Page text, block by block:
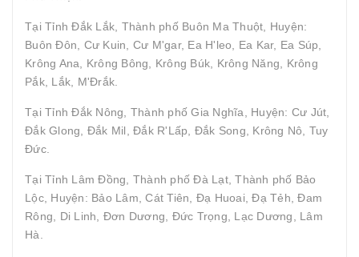
Tại Tỉnh Đắk Lắk, Thành phố Buôn Ma Thuột, Huyện:
Buôn Đôn, Cư Kuin, Cư M'gar, Ea H'leo, Ea Kar, Ea Súp,
Krông Ana, Krông Bông, Krông Búk, Krông Năng, Krông
Pắk, Lắk, M'Đrắk.
Tại Tỉnh Đắk Nông, Thành phố Gia Nghĩa, Huyện: Cư Jút,
Đắk Glong, Đắk Mil, Đắk R'Lấp, Đắk Song, Krông Nô, Tuy
Đức.
Tại Tỉnh Lâm Đồng, Thành phố Đà Lạt, Thành phố Bảo
Lộc, Huyện: Bảo Lâm, Cát Tiên, Đạ Huoai, Đạ Tẻh, Đam
Rông, Di Linh, Đơn Dương, Đức Trọng, Lạc Dương, Lâm
Hà.